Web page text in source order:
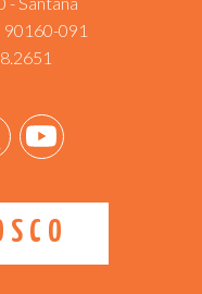
90160-091